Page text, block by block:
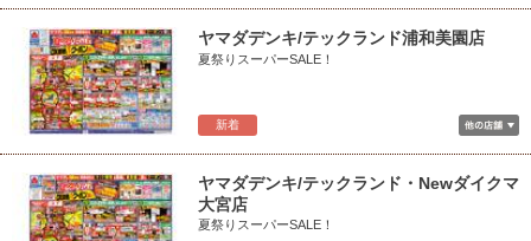
新着
ヤマダデンキ/テックランド浦和美園店
夏祭りスーパーSALE！
ヤマダデンキ/テックランド・Newダイクマ
大宮店
夏祭りスーパーSALE！